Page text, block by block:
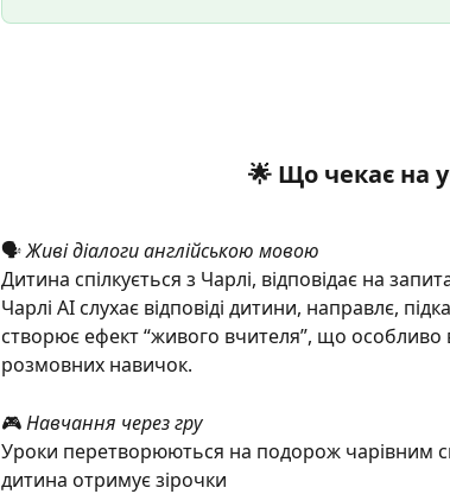
🌟 Що чекає на
🗣️ Живі діалоги англійською мовою
Дитина спілкується з Чарлі, відповідає на
Чарлі AI слухає відповіді дитини, направлє,
створює ефект “живого вчителя”, що особливо
розмовних навичок.
🎮 Навчання через гру
Уроки перетворюються на подорож чарівним
дитина отримує зірочки